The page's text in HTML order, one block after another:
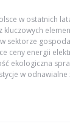
w ostatnich
kluczowych
sektorze
ceny energii
ekologiczna
w